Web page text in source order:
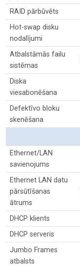
RAID pārbūvēts
Hot-swap disku
nodalījumi
Atbalstāmās failu
sistēmas
Diska
viesabonēšana
Defektīvo bloku
skenēšana
Ethernet/LAN
savienojums
Ethernet LAN datu
pārsūtīšanas
ātrums
DHCP klients
DHCP serveris
Jumbo Frames
atbalsts